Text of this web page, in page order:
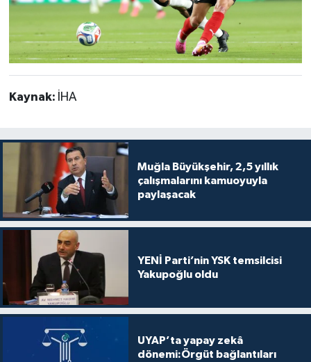
Kaynak: İHA
Muğla Büyükşehir, 2,5 yıllık
çalışmalarını kamuoyuyla
paylaşacak
YENİ Parti’nin YSK temsilcisi
Yakupoğlu oldu
UYAP’ta yapay zekâ
dönemi:Örgüt bağlantıları